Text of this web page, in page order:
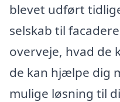
blevet udført
selskab til
overveje, hvad de
de kan hjælpe dig
mulige løsning til